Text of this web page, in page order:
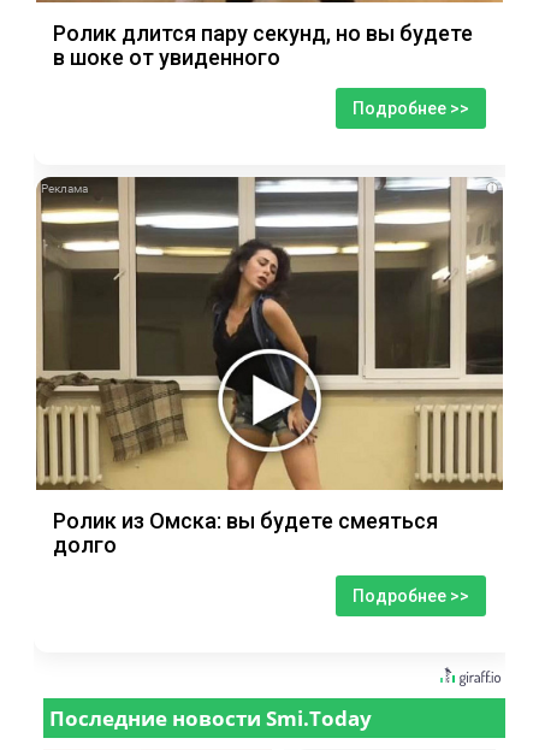
Ролик длится пару секунд, но вы будете
в шоке от увиденного
Подробнее >>
i
Ролик из Омска: вы будете смеяться
долго
Подробнее >>